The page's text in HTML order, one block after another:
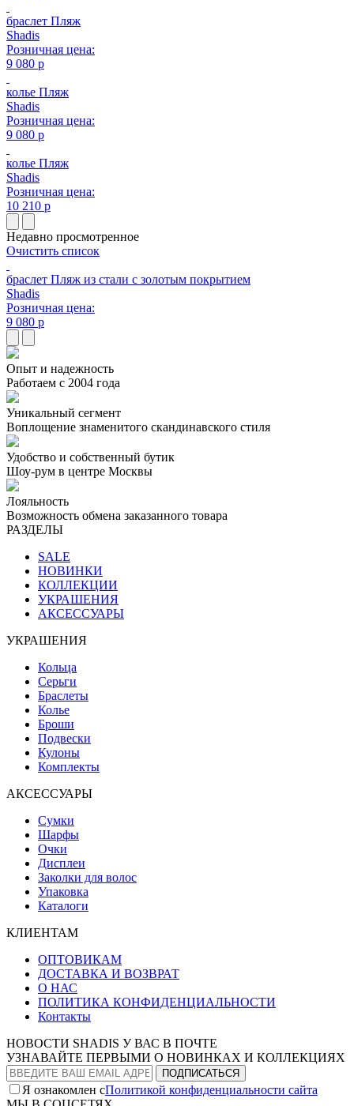
браслет Пляж
Shadis
Розничная цена:
9 080 р
колье Пляж
Shadis
Розничная цена:
9 080 р
колье Пляж
Shadis
Розничная цена:
10 210 р
Недавно просмотренное
Очистить список
браслет Пляж из стали с золотым покрытием
Shadis
Розничная цена:
9 080 р
Опыт и надежность
Работаем с 2004 года
Уникальный сегмент
Воплощение знаменитого скандинавского стиля
Удобство и собственный бутик
Шоу-рум в центре Москвы
Лояльность
Возможность обмена заказанного товара
РАЗДЕЛЫ
SALE
НОВИНКИ
КОЛЛЕКЦИИ
УКРАШЕНИЯ
АКСЕССУАРЫ
УКРАШЕНИЯ
Кольца
Серьги
Браслеты
Колье
Броши
Подвески
Кулоны
Комплекты
АКСЕССУАРЫ
Сумки
Шарфы
Очки
Дисплеи
Заколки для волос
Упаковка
Каталоги
КЛИЕНТАМ
ОПТОВИКАМ
ДОСТАВКА И ВОЗВРАТ
О НАС
ПОЛИТИКА КОНФИДЕНЦИАЛЬНОСТИ
Контакты
НОВОСТИ SHADIS У ВАС В ПОЧТЕ
УЗНАВАЙТЕ ПЕРВЫМИ О НОВИНКАХ И КОЛЛЕКЦИЯХ
Я ознакомлен сПолитикой конфиденциальности сайта